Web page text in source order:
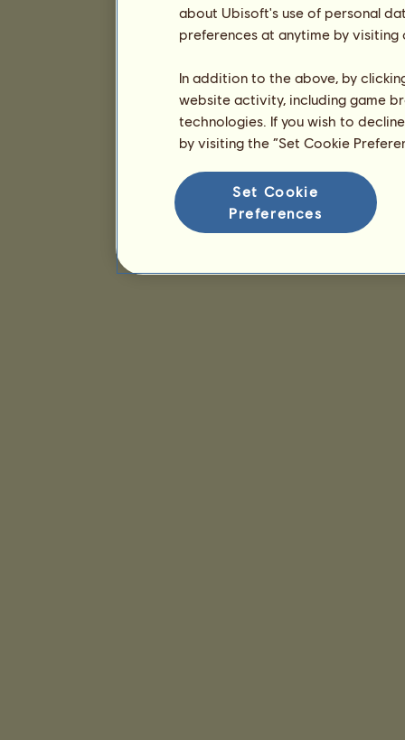
about Ubisoft's use of personal
preferences at anytime by
In addition to the above, by
website activity, including game
technologies. If you wish to
by visiting the “Set Cookie
Set Cookie
Preferences